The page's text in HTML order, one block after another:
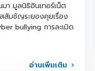
า มูลนิธิอินเทอร์เน็ต
มชัญระยองคุยเรื่อง
bullying การละเมิด
อ่านเพิ่มเติม